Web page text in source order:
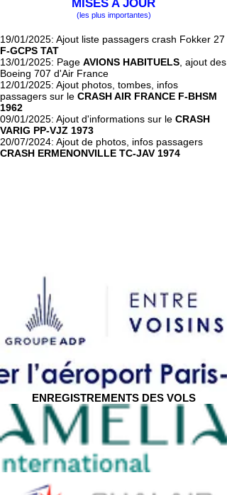
MISES A JOUR
(les plus importantes)
19/01/2025: Ajout liste passagers crash Fokker 27
F-GCPS TAT
13/01/2025: Page AVIONS HABITUELS , ajout des
Boeing 707 d'Air France
12/01/2025: Ajout photos, tombes, infos
passagers sur le CRASH AIR FRANCE F-BHSM
1962
09/01/2025: Ajout d'informations sur le CRASH
VARIG PP-VJZ 1973
20/07/2024: Ajout de photos, infos passagers
CRASH ERMENONVILLE TC-JAV 1974
ENREGISTREMENTS DES VOLS